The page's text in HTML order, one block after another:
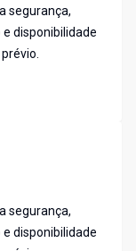
segurança,
disponibilidade
segurança,
disponibilidade